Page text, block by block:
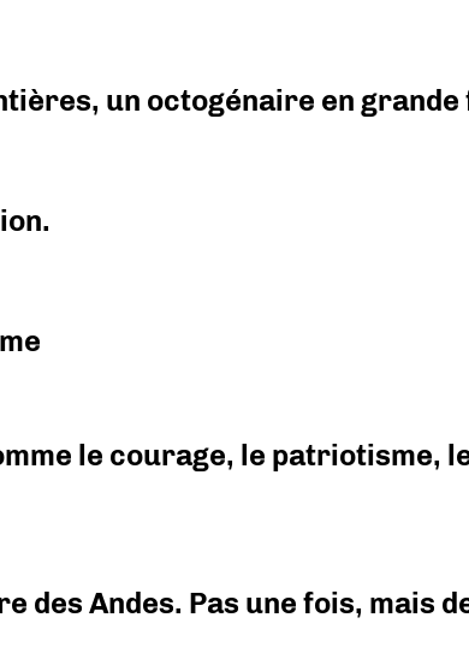
un octogénaire en grande
le courage, le patriotisme,
des Andes. Pas une fois, mais